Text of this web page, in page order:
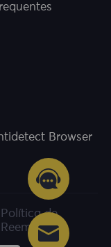
Browser
Política de
Reembolso